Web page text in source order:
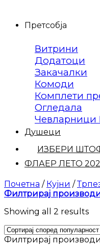
Претсобја
Витрини
Додатоци
Закачалки
Комоди
Комплети
Огледала
Чевларници
Душеци
ИЗБЕРИ
ФЛАЕР ЛЕТО
Почетна / Кујни /
Филтрирај
Showing all 2 results
Филтрирај производи